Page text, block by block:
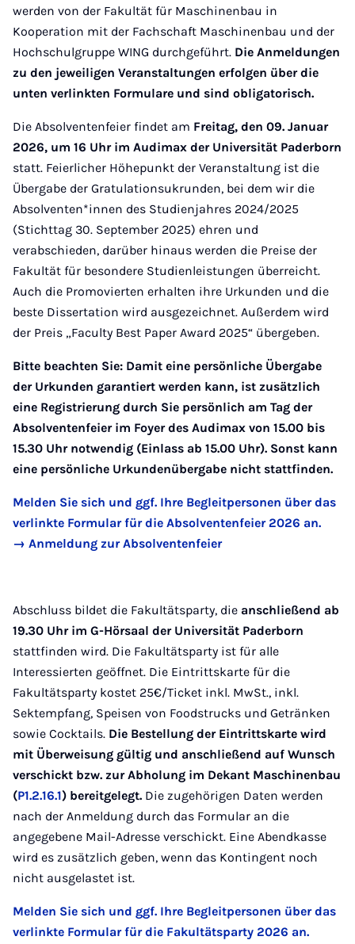
werden von der Fakultät für Maschinenbau in
Kooperation mit der Fachschaft Maschinenbau und der
Hochschulgruppe WING durchgeführt. Die Anmeldungen
zu den jeweiligen Veranstaltungen erfolgen über die
unten verlinkten Formulare und sind obligatorisch.
Die Absolventenfeier findet am Freitag, den 09. Januar
2026, um 16 Uhr im Audimax der Universität Paderborn
statt. Feierlicher Höhepunkt der Veranstaltung ist die
Übergabe der Gratulationsukrunden, bei dem wir die
Absolventen*innen des Studienjahres 2024/2025
(Stichttag 30. September 2025) ehren und
verabschieden, darüber hinaus werden die Preise der
Fakultät für besondere Studienleistungen überreicht.
Auch die Promovierten erhalten ihre Urkunden und die
beste Dissertation wird ausgezeichnet. Außerdem wird
der Preis „Faculty Best Paper Award 2025“ übergeben.
Bitte beachten Sie: Damit eine persönliche Übergabe
der Urkunden garantiert werden kann, ist zusätzlich
eine Registrierung durch Sie persönlich am Tag der
Absolventenfeier im Foyer des Audimax von 15.00 bis
15.30 Uhr notwendig (Einlass ab 15.00 Uhr). Sonst kann
eine persönliche Urkundenübergabe nicht stattfinden.
Melden Sie sich und ggf. Ihre Begleitpersonen über das
verlinkte Formular für die Absolventenfeier 2026 an.
→ Anmeldung zur Absolventenfeier
Abschluss bildet die Fakultätsparty, die anschließend ab
19.30 Uhr im G-Hörsaal der Universität Paderborn
stattfinden wird. Die Fakultätsparty ist für alle
Interessierten geöffnet. Die Eintrittskarte für die
Fakultätsparty kostet 25€/Ticket inkl. MwSt., inkl.
Sektempfang, Speisen von Foodstrucks und Getränken
sowie Cocktails. Die Bestellung der Eintrittskarte wird
mit Überweisung gültig und anschließend auf Wunsch
verschickt bzw. zur Abholung im Dekant Maschinenbau
(P1.2.16.1) bereitgelegt. Die zugehörigen Daten werden
nach der Anmeldung durch das Formular an die
angegebene Mail-Adresse verschickt. Eine Abendkasse
wird es zusätzlich geben, wenn das Kontingent noch
nicht ausgelastet ist.
Melden Sie sich und ggf. Ihre Begleitpersonen über das
verlinkte Formular für die Fakultätsparty 2026 an.